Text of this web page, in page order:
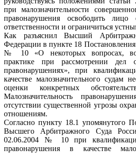
при малозначительности
правонарушения освободить лицо
ответственности и ограничиться
Как разъяснил Высший
Федерации в пункте 18
№ 10 «О некоторых вопросах,
практике при рассмотрении дел
правонарушениях», при
качестве малозначительного судам
оценки конкретных
Малозначительность
отсутствии существенной угрозы
отношениям.
Согласно пункту 18.1 упомянутого
Высшего Арбитражного Суда
02.06.2004 № 10 при
правонарушения в качестве